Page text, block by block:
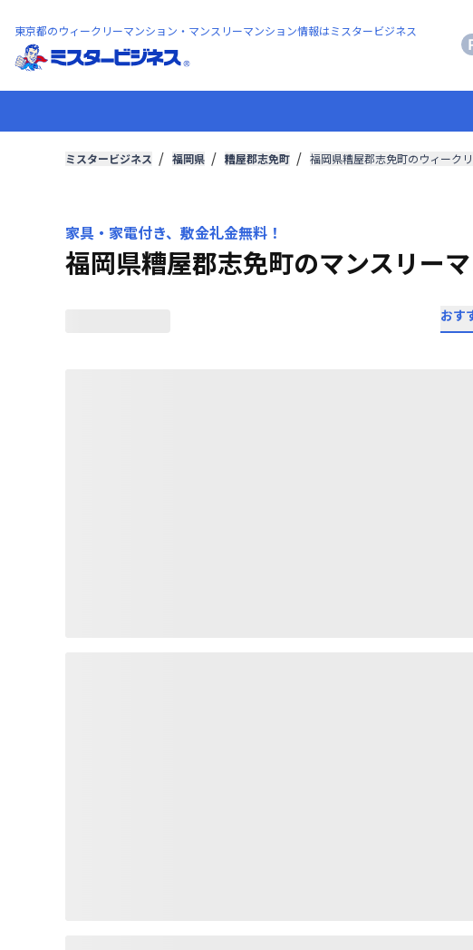
東京都のウィークリーマンション・マンスリーマンション情報はミスタービジネス
ミスタービジネス 福岡県 糟屋郡志免町 福岡県糟屋郡志免町のウィーク
家具・家電付き、敷金礼金無料！
福岡県糟屋郡志免町のマンスリー
おす